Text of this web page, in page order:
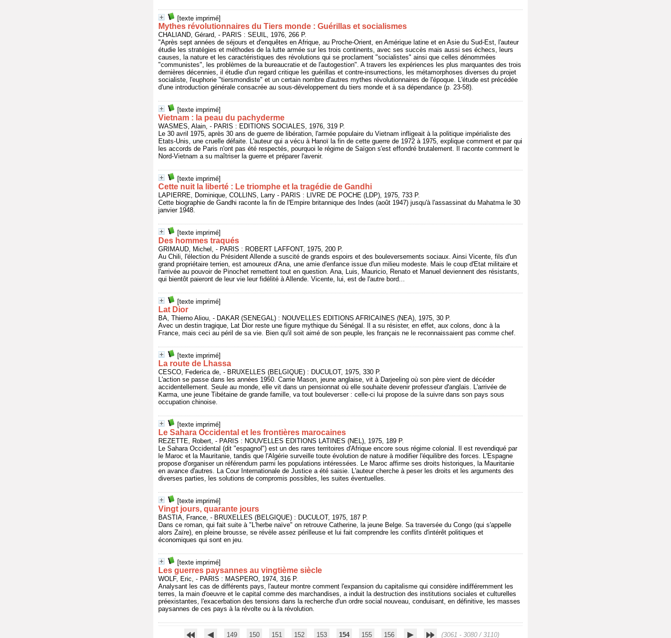
[texte imprimé]
Mythes révolutionnaires du Tiers monde : Guérillas et socialismes
CHALIAND, Gérard, - PARIS : SEUIL, 1976, 266 P.
"Après sept années de séjours et d'enquêtes en Afrique, au Proche-Orient, en Amérique latine et en Asie du Sud-Est, l'auteur
étudie les stratégies et méthodes de la lutte armée sur les trois continents, avec ses succès mais aussi ses échecs, leurs
causes, la nature et les caractéristiques des révolutions qui se proclament "socialistes" ainsi que celles dénommées
"communistes", les problèmes de la bureaucratie et de l'autogestion". A travers les expériences les plus marquantes des trois
dernières décennies, il étudie d'un regard critique les guérillas et contre-insurrections, les métamorphoses diverses du projet
socialiste, l'euphorie "tiersmondiste" et un certain nombre d'autres mythes révolutionnaires de l'époque. L'étude est précédée
d'une introduction générale consacrée au sous-développement du tiers monde et à sa dépendance (p. 23-58).
[texte imprimé]
Vietnam : la peau du pachyderme
WASMES, Alain, - PARIS : EDITIONS SOCIALES, 1976, 319 P.
Le 30 avril 1975, après 30 ans de guerre de libération, l'armée populaire du Vietnam infligeait à la politique impérialiste des
Etats-Unis, une cruelle défaite. L'auteur qui a vécu à Hanoï la fin de cette guerre de 1972 à 1975, explique comment et par qui
les accords de Paris n'ont pas été respectés, pourquoi le régime de Saïgon s'est effondré brutalement. Il raconte comment le
Nord-Vietnam a su maîtriser la guerre et préparer l'avenir.
[texte imprimé]
Cette nuit la liberté : Le triomphe et la tragédie de Gandhi
LAPIERRE, Dominique, COLLINS, Larry - PARIS : LIVRE DE POCHE (LDP), 1975, 733 P.
Cette biographie de Gandhi raconte la fin de l'Empire britannique des Indes (août 1947) jusqu'à l'assassinat du Mahatma le 30
janvier 1948.
[texte imprimé]
Des hommes traqués
GRIMAUD, Michel, - PARIS : ROBERT LAFFONT, 1975, 200 P.
Au Chili, l'élection du Président Allende a suscité de grands espoirs et des bouleversements sociaux. Ainsi Vicente, fils d'un
grand propriétaire terrien, est amoureux d'Ana, une amie d'enfance issue d'un milieu modeste. Mais le coup d'Etat militaire et
l'arrivée au pouvoir de Pinochet remettent tout en question. Ana, Luis, Mauricio, Renato et Manuel deviennent des résistants,
qui bientôt paieront de leur vie leur fidélité à Allende. Vicente, lui, est de l'autre bord...
[texte imprimé]
Lat Dior
BA, Thierno Aliou, - DAKAR (SENEGAL) : NOUVELLES EDITIONS AFRICAINES (NEA), 1975, 30 P.
Avec un destin tragique, Lat Dior reste une figure mythique du Sénégal. Il a su résister, en effet, aux colons, donc à la
France, mais ceci au péril de sa vie. Bien qu'il soit aimé de son peuple, les français ne le reconnaissaient pas comme chef.
[texte imprimé]
La route de Lhassa
CESCO, Federica de, - BRUXELLES (BELGIQUE) : DUCULOT, 1975, 330 P.
L'action se passe dans les années 1950. Carrie Mason, jeune anglaise, vit à Darjeeling où son père vient de décéder
accidentellement. Seule au monde, elle vit dans un pensionnat où elle souhaite devenir professeur d'anglais. L'arrivée de
Karma, une jeune Tibétaine de grande famille, va tout bouleverser : celle-ci lui propose de la suivre dans son pays sous
occupation chinoise.
[texte imprimé]
Le Sahara Occidental et les frontières marocaines
REZETTE, Robert, - PARIS : NOUVELLES EDITIONS LATINES (NEL), 1975, 189 P.
Le Sahara Occidental (dit "espagnol") est un des rares territoires d'Afrique encore sous régime colonial. Il est revendiqué par
le Maroc et la Mauritanie, tandis que l'Algérie surveille toute évolution de nature à modifier l'équilibre des forces. L'Espagne
propose d'organiser un référendum parmi les populations intéressées. Le Maroc affirme ses droits historiques, la Mauritanie
en avance d'autres. La Cour Internationale de Justice a été saisie. L'auteur cherche à peser les droits et les arguments des
diverses parties, les solutions de compromis possibles, les suites éventuelles.
[texte imprimé]
Vingt jours, quarante jours
BASTIA, France, - BRUXELLES (BELGIQUE) : DUCULOT, 1975, 187 P.
Dans ce roman, qui fait suite à "L'herbe naïve" on retrouve Catherine, la jeune Belge. Sa traversée du Congo (qui s'appelle
alors Zaïre), en pleine brousse, se révèle assez périlleuse et lui fait comprendre les conflits d'intérêt politiques et
économiques qui sont en jeu.
[texte imprimé]
Les guerres paysannes au vingtième siècle
WOLF, Eric, - PARIS : MASPERO, 1974, 316 P.
Analysant les cas de différents pays, l'auteur montre comment l'expansion du capitalisme qui considère indifféremment les
terres, la main d'oeuvre et le capital comme des marchandises, a induit la destruction des institutions sociales et culturelles
préexistantes, l'exacerbation des tensions dans la recherche d'un ordre social nouveau, conduisant, en définitive, les masses
paysannes de ces pays à la révolte ou à la révolution.
149 150 151 152 153 154 155 156 (3061 - 3080 / 3110)